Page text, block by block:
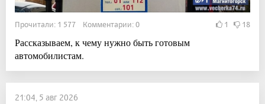
Прочитали: 1 577 Комментарии: 0 1 18
Рассказываем, к чему нужно быть готовым
автомобилистам.
21:04, 5 авг 2026